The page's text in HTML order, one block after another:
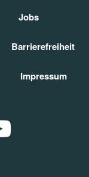
Jobs
Barrierefreiheit
Impressum